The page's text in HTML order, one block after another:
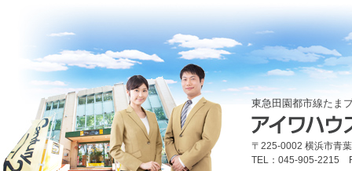
東急田園都市線たま
〒225-0002 横浜市青
TEL：045-905-2215